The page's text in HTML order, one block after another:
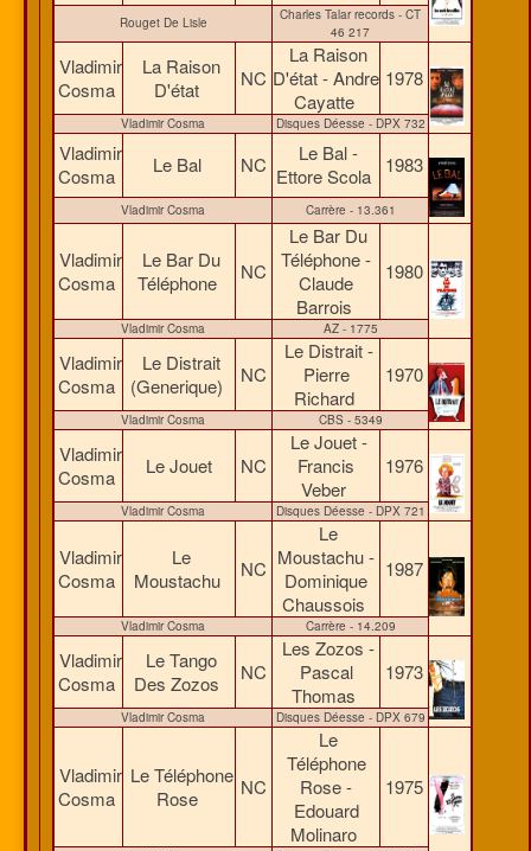
Rouget De Lisle
Charles Talar records - CT
46 217
Vladimir
Cosma
La Raison
D'état
NC
La Raison
D'état - Andre
Cayatte
1978
Vladimir Cosma Disques Déesse - DPX 732
Vladimir
Cosma
Le Bal NC
Le Bal -
Ettore Scola
1983
Vladimir Cosma Carrère - 13.361
Vladimir
Cosma
Le Bar Du
Téléphone
NC
Le Bar Du
Téléphone -
Claude
Barrois
1980
Vladimir Cosma AZ - 1775
Vladimir
Cosma
Le Distrait
(Generique)
NC
Le Distrait -
Pierre
Richard
1970
Vladimir Cosma CBS - 5349
Vladimir
Cosma
Le Jouet NC
Le Jouet -
Francis
Veber
1976
Vladimir Cosma Disques Déesse - DPX 721
Vladimir
Cosma
Le
Moustachu
NC
Le
Moustachu -
Dominique
Chaussois
1987
Vladimir Cosma Carrère - 14.209
Vladimir
Cosma
Le Tango
Des Zozos
NC
Les Zozos -
Pascal
Thomas
1973
Vladimir Cosma Disques Déesse - DPX 679
Vladimir
Cosma
Le Téléphone
Rose
NC
Le
Téléphone
Rose -
Edouard
Molinaro
1975